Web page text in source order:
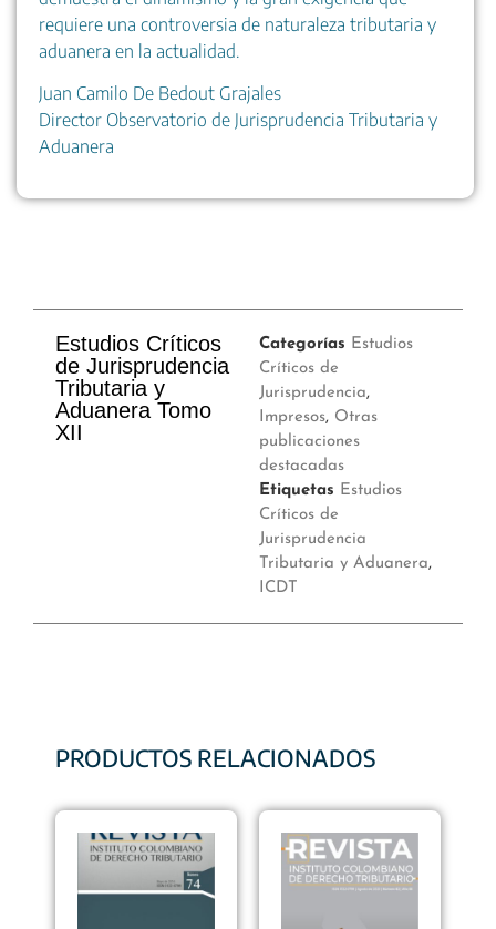
requiere una controversia de naturaleza tributaria y
aduanera en la actualidad.
Juan Camilo De Bedout Grajales
Director Observatorio de Jurisprudencia Tributaria y
Aduanera
Estudios Críticos
de Jurisprudencia
Tributaria y
Aduanera Tomo
XII
Categorías Estudios
Críticos de
Jurisprudencia,
Impresos, Otras
publicaciones
destacadas
Etiquetas Estudios
Críticos de
Jurisprudencia
Tributaria y Aduanera,
ICDT
PRODUCTOS RELACIONADOS